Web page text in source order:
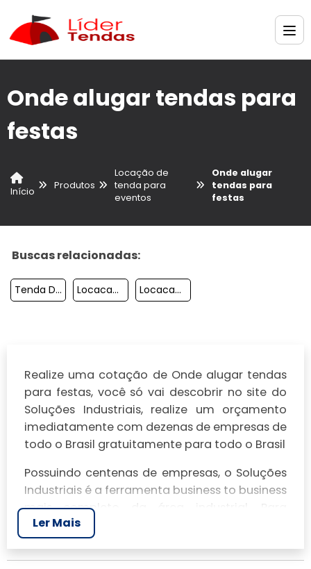
Onde alugar tendas para
festas
Início
Produtos
Locação de
tenda para
eventos
Onde alugar
tendas para
festas
Buscas relacionadas:
Tenda De Praia 2x2 Locacao De Tendas Para Casamento Locacao De Tenda Chapeu De Bruxa
Realize uma cotação de Onde alugar tendas
para festas, você só vai descobrir no site do
Soluções Industriais, realize um orçamento
imediatamente com dezenas de empresas de
todo o Brasil gratuitamente para todo o Brasil
Possuindo centenas de empresas, o Soluções
Industriais é a ferramenta business to business
mais completo da área industrial. Para
realizar um orçamento de Onde alugar
tendas para festas, clique em um ou mais dos
anuciantes a seguir:
Ler Mais